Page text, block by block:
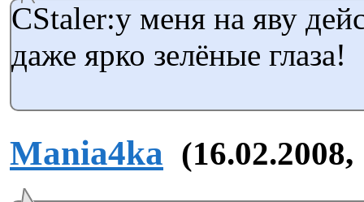
CStaler:у меня на яву
даже ярко зелёные глаза!
Mania4ka